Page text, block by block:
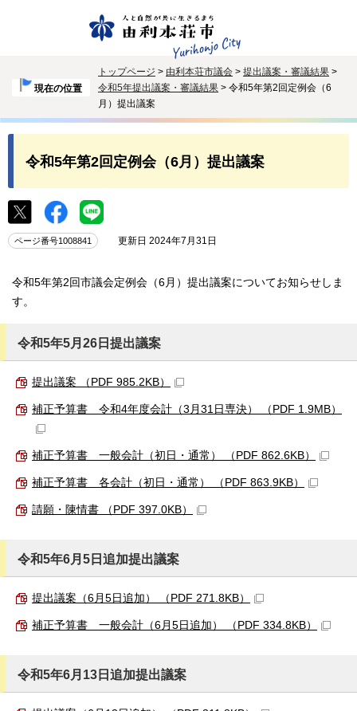
現在の位置
トップページ > 由利本荘市議会 > 提出議案・審議結果 >
令和5年提出議案・審議結果 > 令和5年第2回定例会（6
月）提出議案
令和5年第2回定例会（6月）提出議案
ページ番号1008841 更新日 2024年7月31日
令和5年第2回市議会定例会（6月）提出議案についてお知らせしま
す。
令和5年5月26日提出議案
提出議案 （PDF 985.2KB）
補正予算書 令和4年度会計（3月31日専決） （PDF 1.9MB）
補正予算書 一般会計（初日・通常） （PDF 862.6KB）
補正予算書 各会計（初日・通常） （PDF 863.9KB）
請願・陳情書 （PDF 397.0KB）
令和5年6月5日追加提出議案
提出議案（6月5日追加） （PDF 271.8KB）
補正予算書 一般会計（6月5日追加） （PDF 334.8KB）
令和5年6月13日追加提出議案